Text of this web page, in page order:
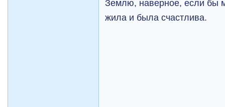
Землю, наверное, если бы
жила и была счастлива.